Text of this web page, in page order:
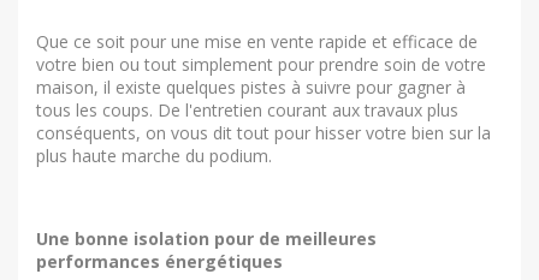
Que ce soit pour une mise en vente rapide et efficace de
votre bien ou tout simplement pour prendre soin de votre
maison, il existe quelques pistes à suivre pour gagner à
tous les coups. De l'entretien courant aux travaux plus
conséquents, on vous dit tout pour hisser votre bien sur la
plus haute marche du podium.
Une bonne isolation pour de meilleures
performances énergétiques